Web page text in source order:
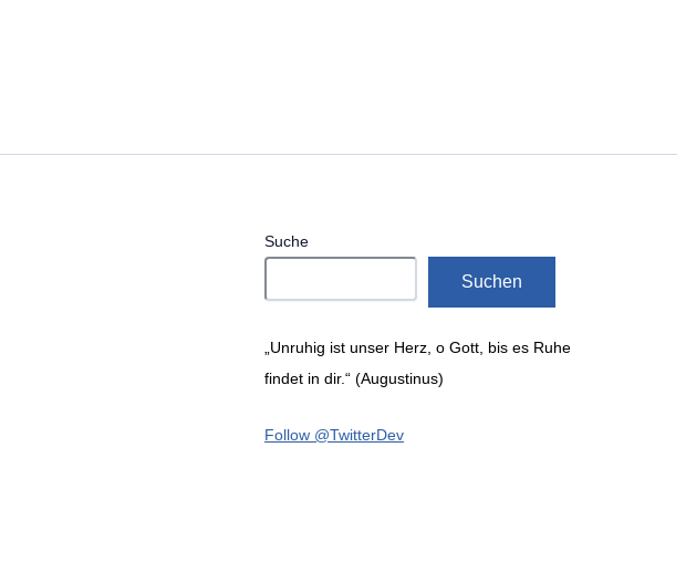
Suche
Suchen
„Unruhig ist unser Herz, o Gott, bis es Ruhe
findet in dir.“ (Augustinus)
Follow @TwitterDev